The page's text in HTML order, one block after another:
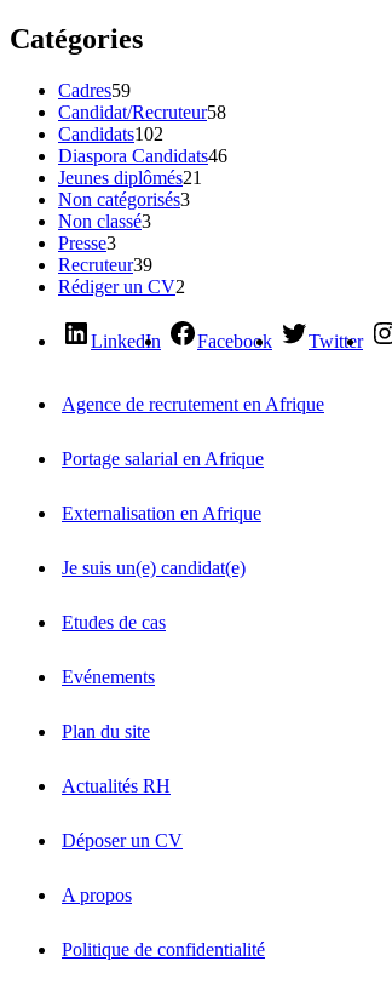
Catégories
Cadres59
Candidat/Recruteur58
Candidats102
Diaspora Candidats46
Jeunes diplômés21
Non catégorisés3
Non classé3
Presse3
Recruteur39
Rédiger un CV2
LinkedIn Facebook Twitter
Agence de recrutement en Afrique
Portage salarial en Afrique
Externalisation en Afrique
Je suis un(e) candidat(e)
Etudes de cas
Evénements
Plan du site
Actualités RH
Déposer un CV
A propos
Politique de confidentialité